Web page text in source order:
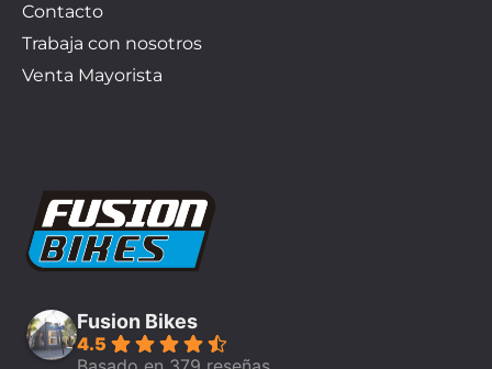
Contacto
Trabaja con nosotros
Venta Mayorista
Fusion Bikes
4.5